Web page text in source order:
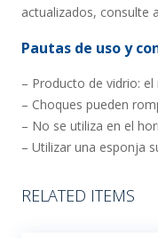
actualizados, consulte
Pautas de uso y
– Producto de vidrio:
– Choques pueden
– No se utiliza en el
– Utilizar una esponja
RELATED ITEMS